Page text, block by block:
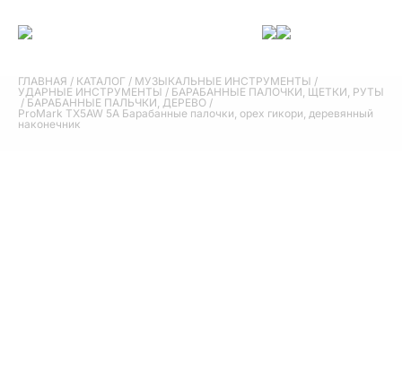
ГЛАВНАЯ / КАТАЛОГ / МУЗЫКАЛЬНЫЕ ИНСТРУМЕНТЫ /
УДАРНЫЕ ИНСТРУМЕНТЫ / БАРАБАННЫЕ ПАЛОЧКИ, ЩЕТКИ, РУТЫ
/ БАРАБАННЫЕ ПАЛЬЧКИ, ДЕРЕВО /
ProMark TX5AW 5A Барабанные палочки, орех гикори, деревянный
наконечник